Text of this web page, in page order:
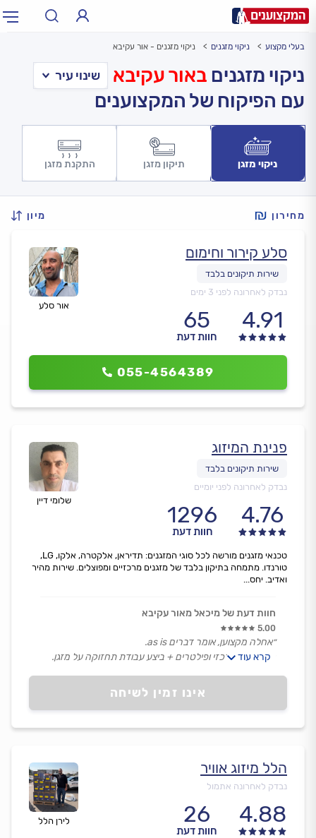
עירעיר: תל אביב, חיפה…
בעלי מקצוע ניקוי מזגנים ניקוי מזגנים - אור עקיבא
ניקוי מזגנים באור עקיבא
עם הפיקוח של המקצוענים
ניקוי מזגן תיקון מזגן התקנת מזגן
מחירון מיון
אור סלע
סלע קירור וחימום
נבדק לאחרונה לפני 3 ימים
4.91
65
חוות דעת
055-4564389
שלומי דיין
פנינת המיזוג
נבדק לאחרונה לפני יומיים
4.76
1296
חוות דעת
אינו זמין לשיחה
טכנאי מזגנים מורשה לכל סוגי המזגנים: תדיראן, אלקטרה, אלקו, LG,
טורנדו. מתמחה בתיקון בלבד של מזגנים מרכזיים ומפוצלים. שירות מהיר
ואדיב. יחס...
חוות דעת של מיכאל מאור עקיבא
5.00
״אחלה מקצוען, אומר דברים as is.
ניקה מזגן מרכזי ופילטרים + ביצע עבודת תחזוקה על מזגן.
קרא עוד
לירן הלל
הלל מיזוג אוויר
נבדק לאחרונה אתמול
4.88
26
חוות דעת